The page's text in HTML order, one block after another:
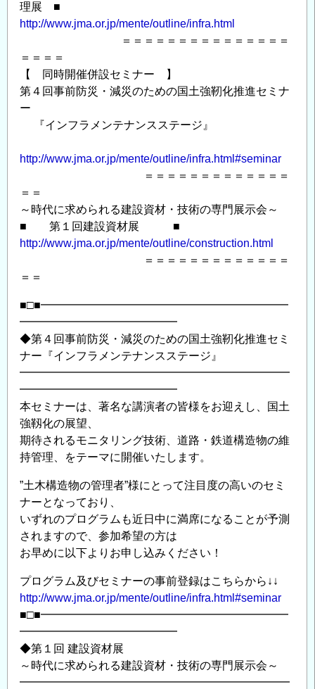
理展 ■
http://www.jma.or.jp/mente/outline/infra.html
＝＝＝＝＝＝＝＝＝＝＝＝＝＝＝
＝＝＝＝
【 同時開催併設セミナー 】
第４回事前防災・減災のための国土強靭化推進セミナ
ー
『インフラメンテナンスステージ』
http://www.jma.or.jp/mente/outline/infra.html#seminar
＝＝＝＝＝＝＝＝＝＝＝＝＝
＝＝
～時代に求められる建設資材・技術の専門展示会～
■ 第１回建設資材展 ■
http://www.jma.or.jp/mente/outline/construction.html
＝＝＝＝＝＝＝＝＝＝＝＝＝
＝＝
■□■━━━━━━━━━━━━━━━━━━━━━━
━━━━━━━━━━━━━━
◆第４回事前防災・減災のための国土強靭化推進セミ
ナー『インフラメンテナンスステージ』
━━━━━━━━━━━━━━━━━━━━━━━━
━━━━━━━━━━━━━━
本セミナーは、著名な講演者の皆様をお迎えし、国土
強靱化の展望、
期待されるモニタリング技術、道路・鉄道構造物の維
持管理、をテーマに開催いたします。
”土木構造物の管理者”様にとって注目度の高いのセミ
ナーとなっており、
いずれのプログラムも近日中に満席になることが予測
されますので、参加希望の方は
お早めに以下よりお申し込みください！
プログラム及びセミナーの事前登録はこちらから↓↓
http://www.jma.or.jp/mente/outline/infra.html#seminar
■□■━━━━━━━━━━━━━━━━━━━━━━
━━━━━━━━━━━━━━
◆第１回 建設資材展
～時代に求められる建設資材・技術の専門展示会～
━━━━━━━━━━━━━━━━━━━━━━━━